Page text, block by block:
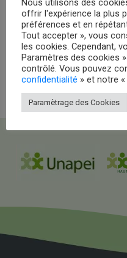
offrir l'expérience la plus
préférences et en
Tout accepter », vous
les cookies. Cependant,
Paramètres des cookies
contrôlé. Vous pouvez
confidentialité » et notre «
Paramètrage des Cookies